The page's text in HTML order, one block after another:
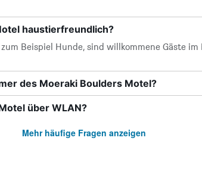
haustierfreundlich?
Beispiel Hunde, sind willkommene Gäste
des Moeraki Boulders Motel?
über WLAN?
Mehr häufige Fragen anzeigen